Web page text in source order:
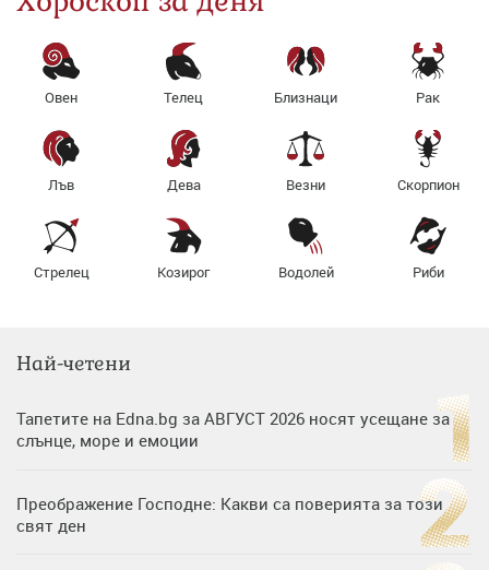
Овен Телец Близнаци Рак
Лъв Дева Везни Скорпион
Стрелец Козирог Водолей Риби
Най-четени
Тапетите на Edna.bg за АВГУСТ 2026 носят усещане за
слънце, море и емоции
Преображение Господне: Какви са поверията за този
свят ден